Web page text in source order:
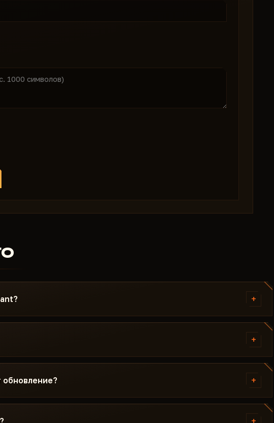
+
и инструкцию. Инструкция
версии Windows, настройками
+
Valorant перед публикацией. Текущий
/ На обновлении / Риск. Если после
обновление? +
патча. На время обновления подписка
фикс готов, чит снова появляется в